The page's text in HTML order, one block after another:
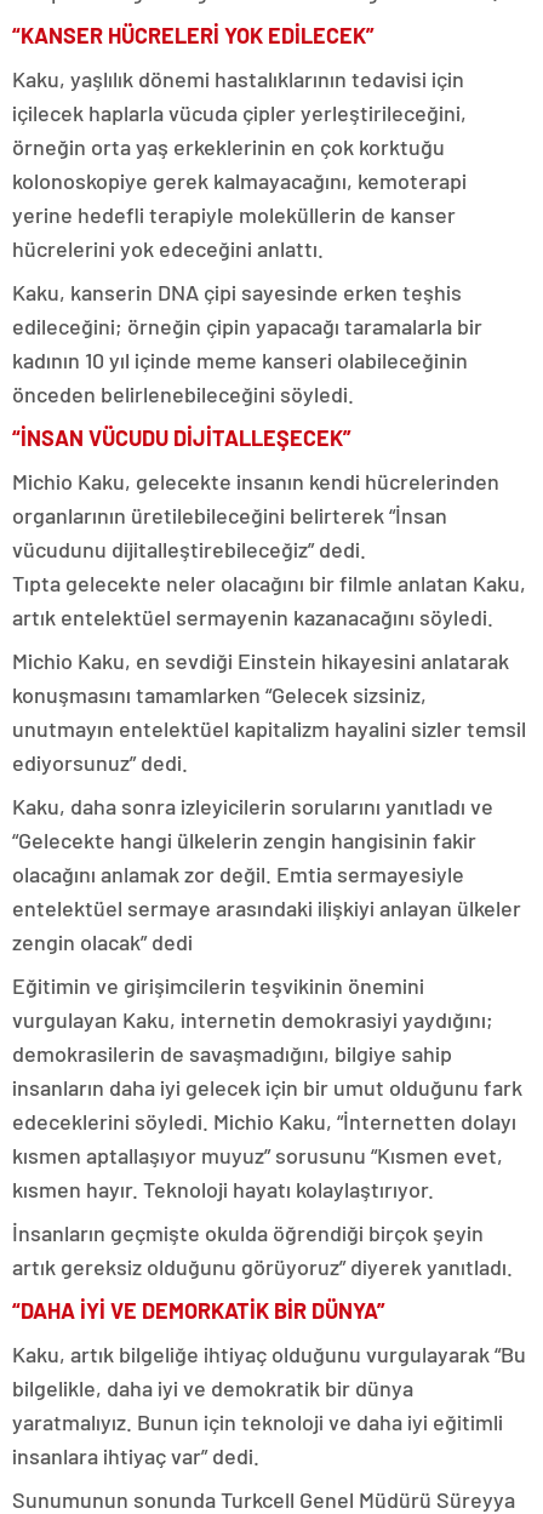
“KANSER HÜCRELERİ YOK EDİLECEK”
Kaku, yaşlılık dönemi hastalıklarının tedavisi için
içilecek haplarla vücuda çipler yerleştirileceğini,
örneğin orta yaş erkeklerinin en çok korktuğu
kolonoskopiye gerek kalmayacağını, kemoterapi
yerine hedefli terapiyle moleküllerin de kanser
hücrelerini yok edeceğini anlattı.
Kaku, kanserin DNA çipi sayesinde erken teşhis
edileceğini; örneğin çipin yapacağı taramalarla bir
kadının 10 yıl içinde meme kanseri olabileceğinin
önceden belirlenebileceğini söyledi.
“İNSAN VÜCUDU DİJİTALLEŞECEK”
Michio Kaku, gelecekte insanın kendi hücrelerinden
organlarının üretilebileceğini belirterek “İnsan
vücudunu dijitalleştirebileceğiz” dedi.
Tıpta gelecekte neler olacağını bir filmle anlatan Kaku,
artık entelektüel sermayenin kazanacağını söyledi.
Michio Kaku, en sevdiği Einstein hikayesini anlatarak
konuşmasını tamamlarken “Gelecek sizsiniz,
unutmayın entelektüel kapitalizm hayalini sizler temsil
ediyorsunuz” dedi.
Kaku, daha sonra izleyicilerin sorularını yanıtladı ve
“Gelecekte hangi ülkelerin zengin hangisinin fakir
olacağını anlamak zor değil. Emtia sermayesiyle
entelektüel sermaye arasındaki ilişkiyi anlayan ülkeler
zengin olacak” dedi
Eğitimin ve girişimcilerin teşvikinin önemini
vurgulayan Kaku, internetin demokrasiyi yaydığını;
demokrasilerin de savaşmadığını, bilgiye sahip
insanların daha iyi gelecek için bir umut olduğunu fark
edeceklerini söyledi. Michio Kaku, “İnternetten dolayı
kısmen aptallaşıyor muyuz” sorusunu “Kısmen evet,
kısmen hayır. Teknoloji hayatı kolaylaştırıyor.
İnsanların geçmişte okulda öğrendiği birçok şeyin
artık gereksiz olduğunu görüyoruz” diyerek yanıtladı.
“DAHA İYİ VE DEMORKATİK BİR DÜNYA”
Kaku, artık bilgeliğe ihtiyaç olduğunu vurgulayarak “Bu
bilgelikle, daha iyi ve demokratik bir dünya
yaratmalıyız. Bunun için teknoloji ve daha iyi eğitimli
insanlara ihtiyaç var” dedi.
Sunumunun sonunda Turkcell Genel Müdürü Süreyya